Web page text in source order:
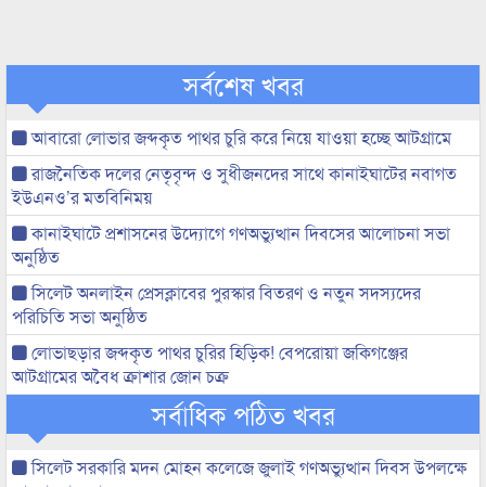
সর্বশেষ খবর
আবারো লোভার জব্দকৃত পাথর চুরি করে নিয়ে যাওয়া হচ্ছে আটগ্রামে
রাজনৈতিক দলের নেতৃবৃন্দ ও সুধীজনদের সাথে কানাইঘাটের নবাগত
ইউএনও’র মতবিনিময়
কানাইঘাটে প্রশাসনের উদ্যোগে গণঅভ্যুত্থান দিবসের আলোচনা সভা
অনুষ্ঠিত
সিলেট অনলাইন প্রেসক্লাবের পুরস্কার বিতরণ ও নতুন সদস্যদের
পরিচিতি সভা অনুষ্ঠিত
লোভাছড়ার জব্দকৃত পাথর চুরির হিড়িক! বেপরোয়া জকিগঞ্জের
আটগ্রামের অবৈধ ক্রাশার জোন চক্র
সর্বাধিক পঠিত খবর
সিলেট সরকারি মদন মোহন কলেজে জুলাই গণঅভ্যুত্থান দিবস উপলক্ষে